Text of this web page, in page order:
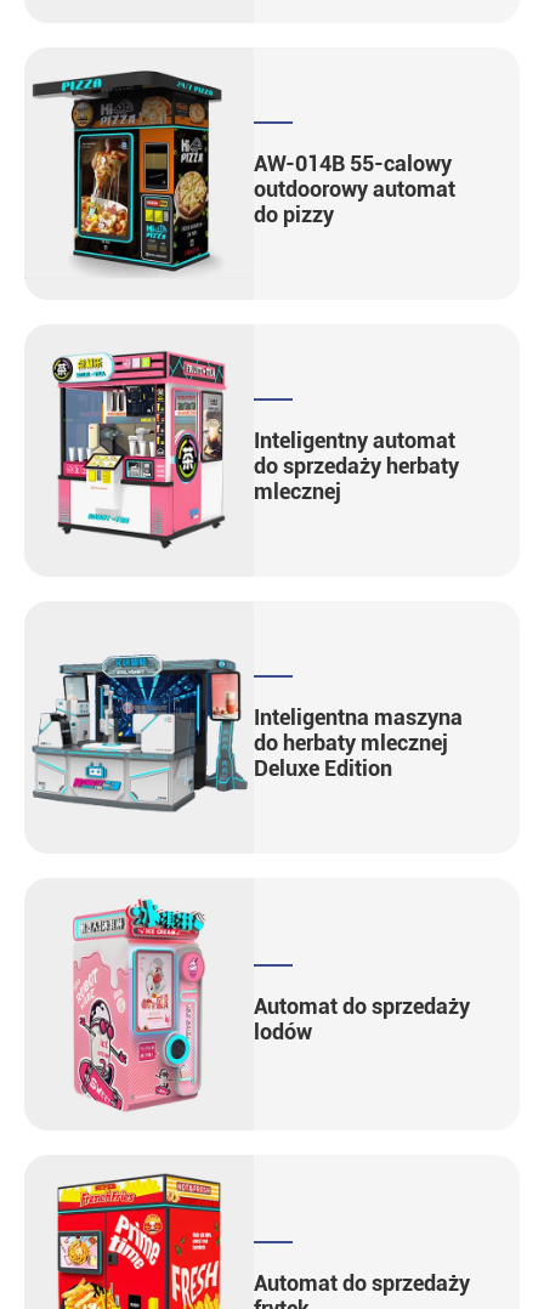
AW-014B 55-calowy
outdoorowy automat
do pizzy
Inteligentny automat
do sprzedaży herbaty
mlecznej
Inteligentna maszyna
do herbaty mlecznej
Deluxe Edition
Automat do sprzedaży
lodów
Automat do sprzedaży